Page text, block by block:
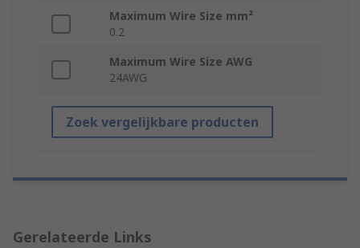
Maximum Wire Size mm²
0.2
Maximum Wire Size AWG
24AWG
Zoek vergelijkbare producten
Gerelateerde Links